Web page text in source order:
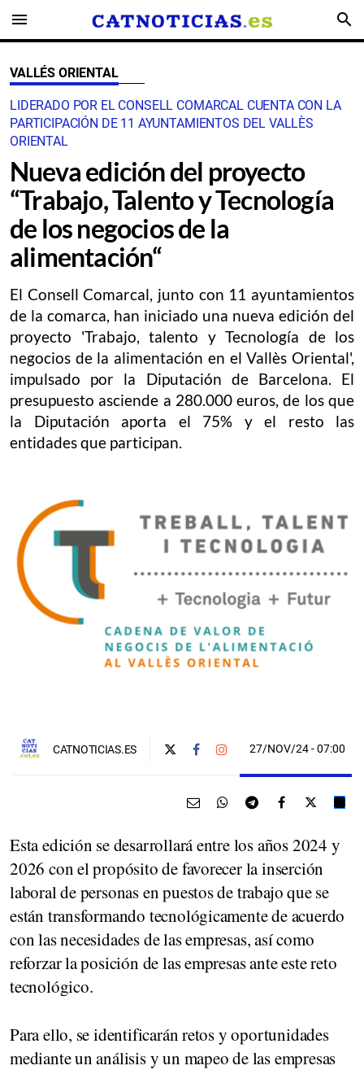
menu search
VALLÉS ORIENTAL
LIDERADO POR EL CONSELL COMARCAL CUENTA CON LA
PARTICIPACIÓN DE 11 AYUNTAMIENTOS DEL VALLÈS
ORIENTAL
Nueva edición del proyecto
“Trabajo, Talento y Tecnología
de los negocios de la
alimentación“
El Consell Comarcal, junto con 11 ayuntamientos
de la comarca, han iniciado una nueva edición del
proyecto 'Trabajo, talento y Tecnología de los
negocios de la alimentación en el Vallès Oriental',
impulsado por la Diputación de Barcelona. El
presupuesto asciende a 280.000 euros, de los que
la Diputación aporta el 75% y el resto las
entidades que participan.
CATNOTICIAS.ES 27/NOV/24- 07:00
Esta edición se desarrollará entre los años 2024 y
2026 con el propósito de favorecer la inserción
laboral de personas en puestos de trabajo que se
están transformando tecnológicamente de acuerdo
con las necesidades de las empresas, así como
reforzar la posición de las empresas ante este reto
tecnológico.
Para ello, se identificarán retos y oportunidades
mediante un análisis y un mapeo de las empresas